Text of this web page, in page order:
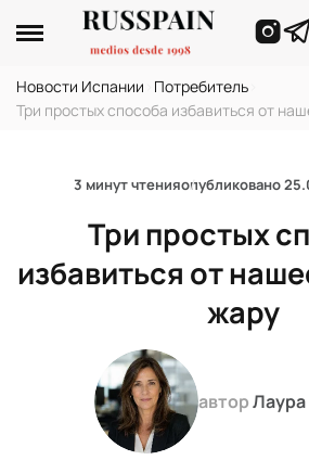
Новости Испании Потребитель
Три простых способа избавиться от
3 минут чтенияопубликовано
Три простых
избавиться от
жару
авторЛаура